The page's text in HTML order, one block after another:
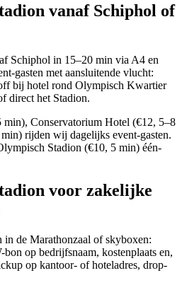
vanaf Schiphol of
Schiphol in 15–20 min via A4 en
gasten met aansluitende vlucht:
bij hotel rond Olympisch Kwartier
direct het Stadion.
Conservatorium Hotel (€12, 5–8
rijden wij dagelijks event-gasten.
Stadion (€10, 5 min) één-
voor zakelijke
de Marathonzaal of skyboxen:
op bedrijfsnaam, kostenplaats en,
op kantoor- of hoteladres, drop-